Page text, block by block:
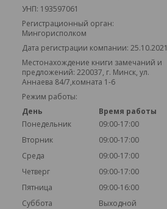
УНП: 193597061
Регистрационный орган:
Мингорисполком
Дата регистрации компании: 25.10.2021
Местонахождение книги замечаний и
предложений: 220037, г. Минск, ул.
Аннаева 84/7,комната 1-6
Режим работы:
День
Время работы
Понедельник
09:00-17:00
Вторник
09:00-17:00
Среда
09:00-17:00
Четверг
09:00-17:00
Пятница
09:00-16:00
Суббота
Выходной